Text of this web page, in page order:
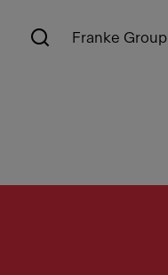
Franke Group